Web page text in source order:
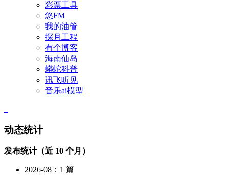
彩票工具
悠FM
我的油管
探月工程
有个博客
海南仙岛
蟒蛇科普
讯飞听见
音乐ai模型
动态统计
发布统计（近 10 个月）
2026-08：1 篇